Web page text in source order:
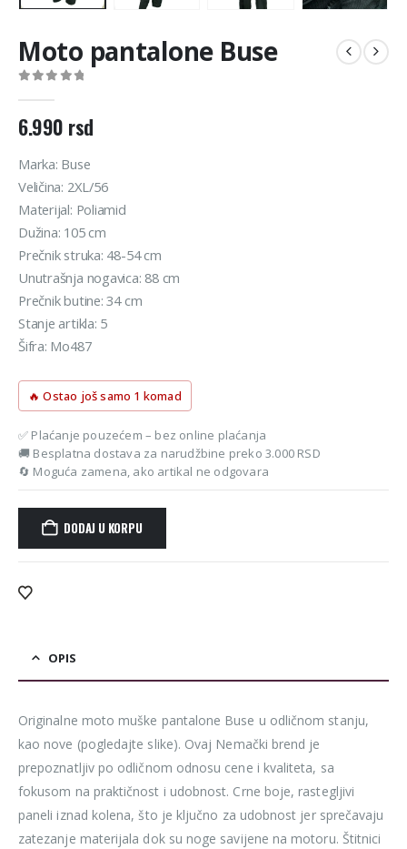
Moto pantalone Buse
6.990 rsd
Marka: Buse
Veličina: 2XL/56
Materijal: Poliamid
Dužina: 105 cm
Prečnik struka: 48-54 cm
Unutrašnja nogavica: 88 cm
Prečnik butine: 34 cm
Stanje artikla: 5
Šifra: Mo487
🔥 Ostao još samo 1 komad
✅ Plaćanje pouzećem – bez online plaćanja
🚚 Besplatna dostava za narudžbine preko 3.000 RSD
🔄 Moguća zamena, ako artikal ne odgovara
DODAJ U KORPU
Alternative:
OPIS
Originalne moto muške pantalone Buse u odličnom stanju,
kao nove (pogledajte slike). Ovaj Nemački brend je
prepoznatljiv po odličnom odnosu cene i kvaliteta, sa
fokusom na praktičnost i udobnost. Crne boje, rastegljivi
paneli iznad kolena, što je ključno za udobnost jer sprečavaju
zatezanje materijala dok su noge savijene na motoru. Štitnici